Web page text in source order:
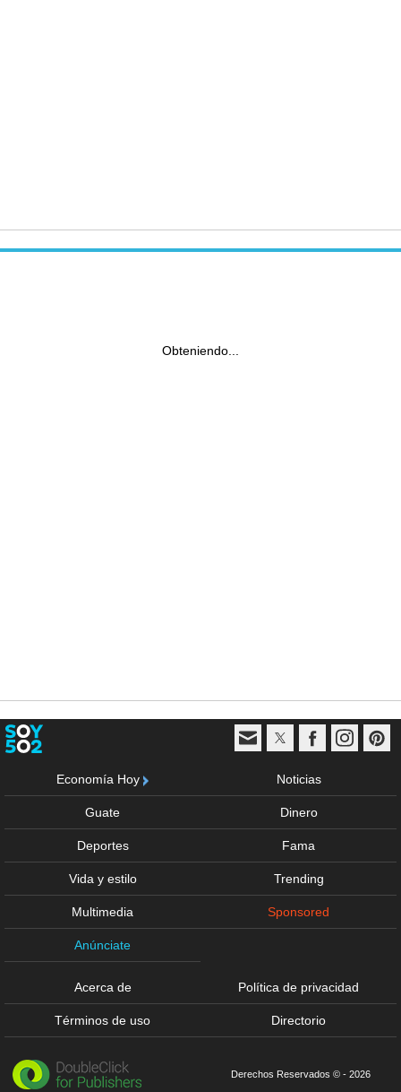
Obteniendo...
Economía Hoy Noticias
Guate Dinero
Deportes Fama
Vida y estilo Trending
Multimedia Sponsored
Anúnciate
Acerca de Política de privacidad
Términos de uso Directorio
Derechos Reservados © - 2026